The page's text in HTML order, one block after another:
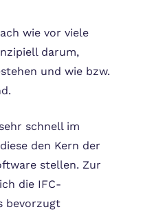
wie vor viele
darum,
und wie bzw.
schnell im
den Kern der
stellen. Zur
die IFC-
bevorzugt